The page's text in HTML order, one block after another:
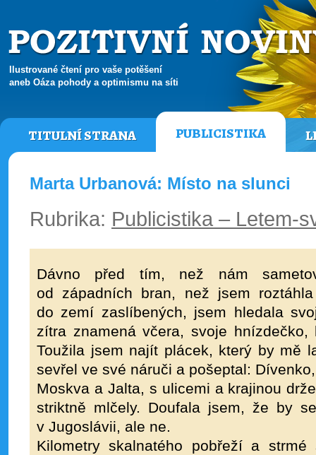
Ilustrované čtení pro vaše potěšení
aneb Oáza pohody a optimismu na síti
TITULNÍ STRANA PUBLICISTIKA
Marta Urbanová: Místo na slunci
Rubrika: Publicistika – Letem-
Dávno před tím, než nám
od západních bran, než jsem
do zemí zaslíbených, jsem hledala
zítra znamená včera, svoje
Toužila jsem najít plácek, který by mě
sevřel ve své náruči a pošeptal:
Moskva a Jalta, s ulicemi a krajinou
striktně mlčely. Doufala jsem, že by
v Jugoslávii, ale ne.
Kilometry skalnatého pobřeží a